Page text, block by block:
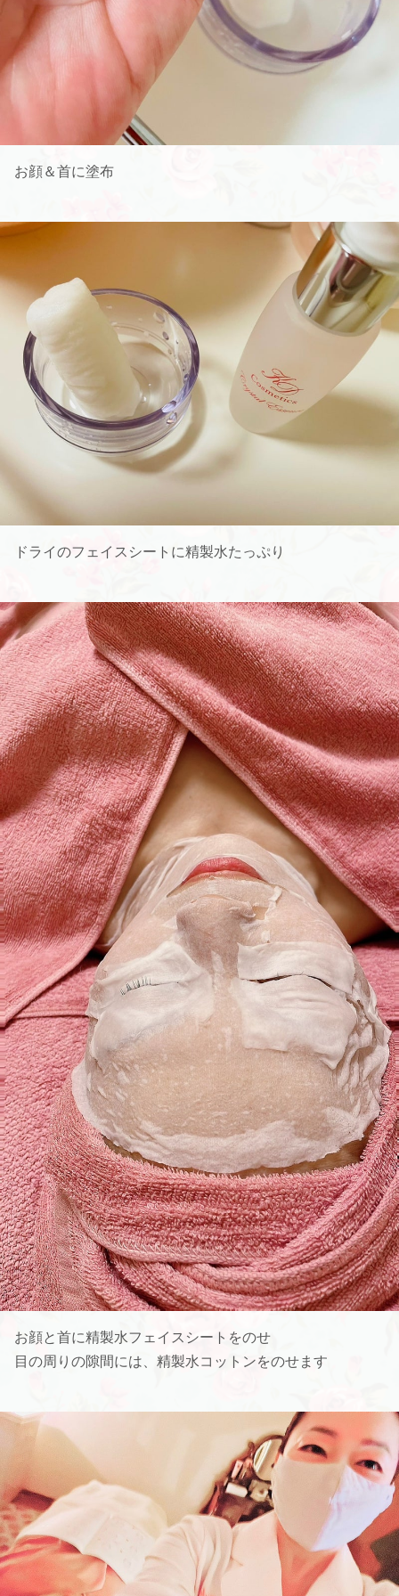
お顔＆首に塗布
ドライのフェイスシートに精製水たっぷり
お顔と首に精製水フェイスシートをのせ
目の周りの隙間には、精製水コットンをのせます